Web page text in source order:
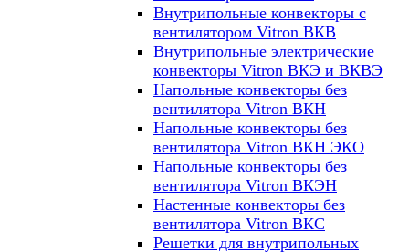
Внутрипольные конвекторы с
вентилятором Vitron ВКВ
Внутрипольные электрические
конвекторы Vitron ВКЭ и ВКВЭ
Напольные конвекторы без
вентилятора Vitron ВКН
Напольные конвекторы без
вентилятора Vitron ВКН ЭКО
Напольные конвекторы без
вентилятора Vitron ВКЭН
Настенные конвекторы без
вентилятора Vitron ВКС
Решетки для внутрипольных